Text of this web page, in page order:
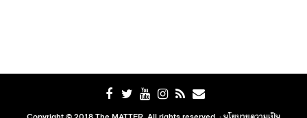
Copyright © 2018 The MATTER. All rights reserved. ·นโยบายความเป็น